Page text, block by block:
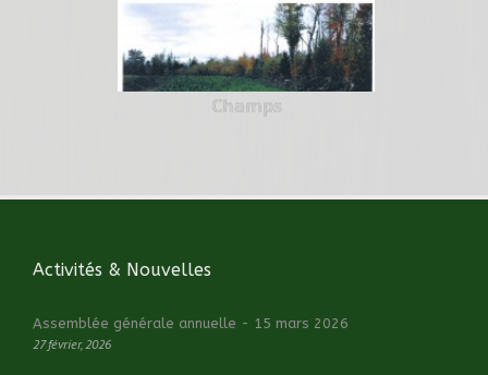
Champs
Activités & Nouvelles
Assemblée générale annuelle - 15 mars 2026
27 février, 2026